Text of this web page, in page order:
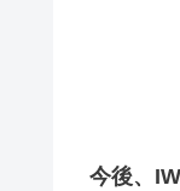
今後、